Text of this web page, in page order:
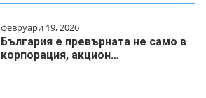
февруари 19, 2026
България е превърната не само в
корпорация, акцион…